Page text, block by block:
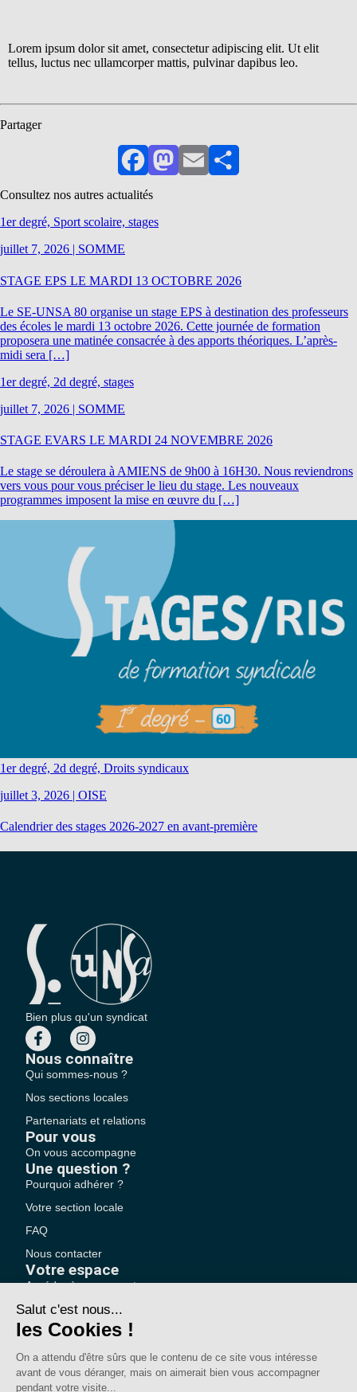
Lorem ipsum dolor sit amet, consectetur adipiscing elit. Ut elit
tellus, luctus nec ullamcorper mattis, pulvinar dapibus leo.
Partager
FacebookMastodon
EmailPartager
Consultez nos autres actualités
1er degré, Sport scolaire, stages
juillet 7, 2026 | SOMME
STAGE EPS LE MARDI 13 OCTOBRE 2026
Le SE-UNSA 80 organise un stage EPS à destination des professeurs
des écoles le mardi 13 octobre 2026. Cette journée de formation
proposera une matinée consacrée à des apports théoriques. L’après-
midi sera […]
1er degré, 2d degré, stages
juillet 7, 2026 | SOMME
STAGE EVARS LE MARDI 24 NOVEMBRE 2026
Le stage se déroulera à AMIENS de 9h00 à 16H30. Nous reviendrons
vers vous pour vous préciser le lieu du stage. Les nouveaux
programmes imposent la mise en œuvre du […]
1er degré, 2d degré, Droits syndicaux
juillet 3, 2026 | OISE
Calendrier des stages 2026-2027 en avant-première
Bien plus qu'un syndicat
Nous connaître
Qui sommes-nous ?
Nos sections locales
Partenariats et relations
Pour vous
On vous accompagne
Une question ?
Pourquoi adhérer ?
Votre section locale
FAQ
Nous contacter
Votre espace
Accéder à mon compte
Adhérer au SE-UNSA